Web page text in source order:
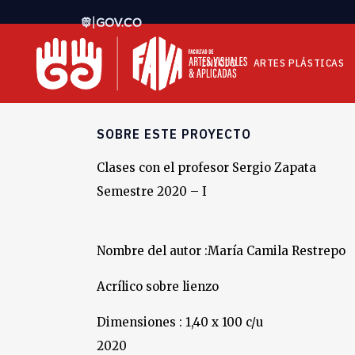
INICIO ARTES PLÁSTICAS
SOBRE ESTE PROYECTO
Clases con el profesor Sergio Zapata
Semestre 2020 – I
Nombre del autor :María Camila Restrepo
Acrílico sobre lienzo
Dimensiones : 1,40 x 100 c/u
2020